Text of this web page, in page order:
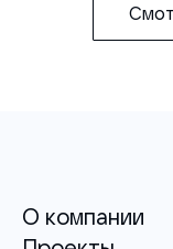
О компании